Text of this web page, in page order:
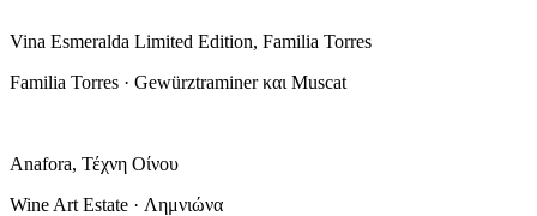
Vina Esmeralda Limited Edition, Familia Torres
Familia Torres · Gewürztraminer και Muscat
Anafora, Τέχνη Οίνου
Wine Art Estate · Λημνιώνα